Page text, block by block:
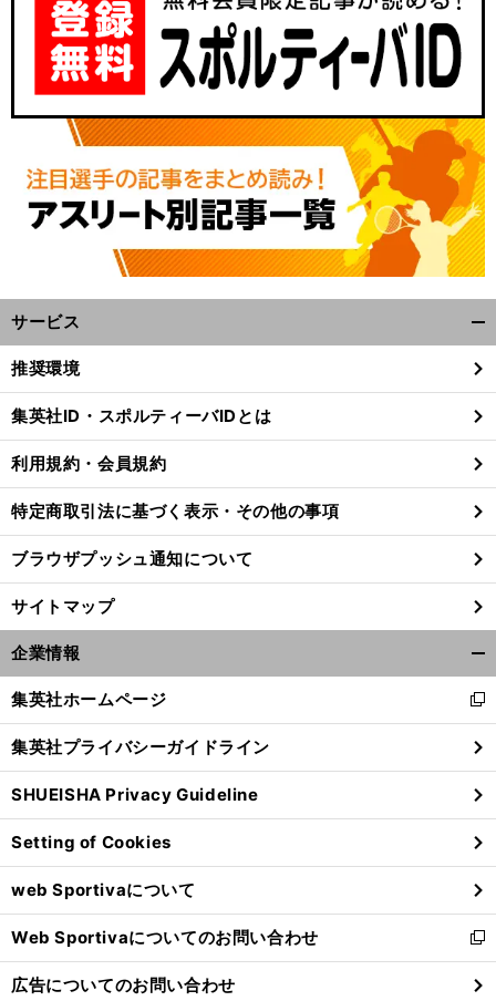
前
サービス
閉
る
推奨環境
集英社ID・スポルティーバIDとは
利用規約・会員規約
特定商取引法に基づく表示・その他の事項
ブラウザプッシュ通知について
サイトマップ
企業情報
閉
る
集英社ホームページ
新
し
い
ウ
ィ
ン
ド
ウ
で
開
く
集英社プライバシーガイドライン
SHUEISHA Privacy Guideline
Setting of Cookies
web Sportivaについて
Web Sportivaについてのお問い合わせ
新
し
い
広告についてのお問い合わせ